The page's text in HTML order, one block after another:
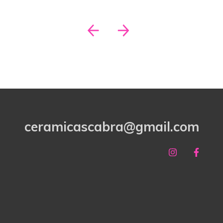
ceramicascabra@gmail.com